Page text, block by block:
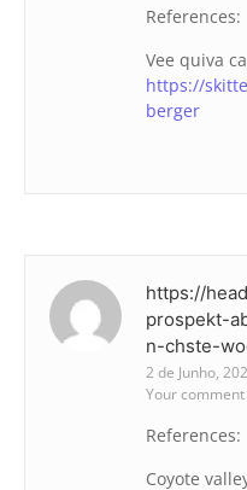
References:
Vee quiva
https://
berger
https://
prospekt-
n-chste-
2 de Junho,
Your
References:
Coyote